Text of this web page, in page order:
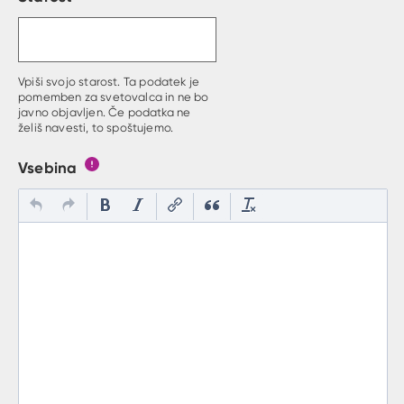
Vpiši svojo starost. Ta podatek je
pomemben za svetovalca in ne bo
javno objavljen. Če podatka ne
želiš navesti, to spoštujemo.
Vsebina